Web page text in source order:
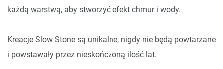
każdą warstwą, aby stworzyć efekt chmur i wody.
Kreacje Slow Stone są unikalne, nigdy nie będą powtarzane
i powstawały przez nieskończoną ilość lat.